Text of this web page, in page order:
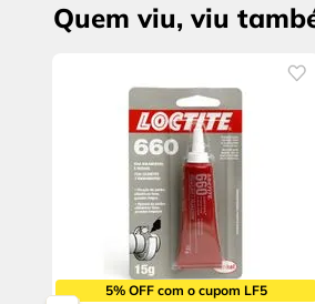
Quem viu, viu
5% OFF com o cupom LF5